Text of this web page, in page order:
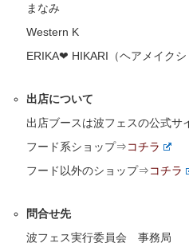
まなみ
Western K
ERIKA❤︎ HIKARI（ヘアメイクシ
出店について
出店ブースは波フェスの公式サ
フード系ショップ⇒コチラ
フード以外のショップ⇒コチラ
問合せ先
波フェス実行委員会 事務局